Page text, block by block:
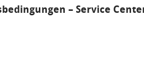
– Service